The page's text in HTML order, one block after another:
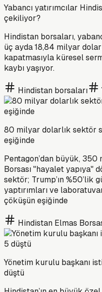
Yabancı yatırımcılar
çekiliyor?
Hindistan borsaları,
üç ayda 18,84 milyar
kapatmasıyla küresel
kaybı yaşıyor.
Hindistan borsaları
80 milyar dolarlık sektör
eşiğinde
Pentagon’dan büyük,
Borsası "hayalet yapıya"
sektör; Trump’ın %50’lik
yaptırımları ve
çöküşün eşiğinde
Hindistan Elmas
Yönetim kurulu başkanı
düştü